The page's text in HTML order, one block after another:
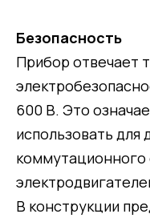
Безопасность
Прибор отвечает
600 В. Это
использовать для
коммутационного
В конструкции